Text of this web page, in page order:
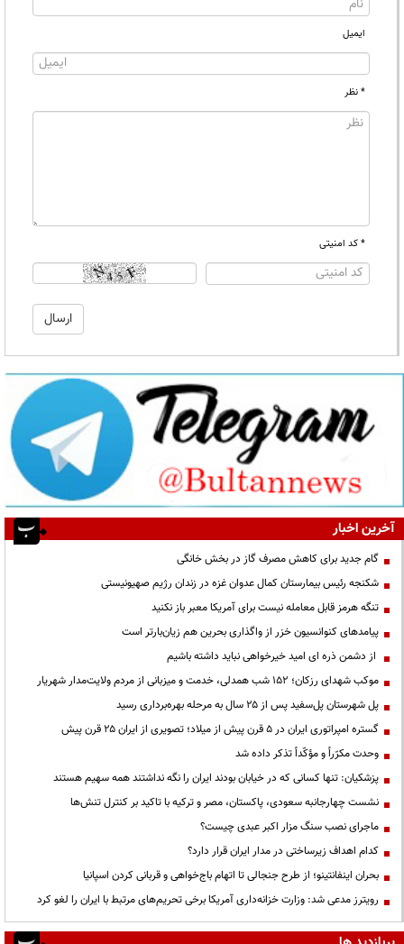
ایمیل
* نظر
* کد امنیتی
آخرین اخبار
گام جدید برای کاهش مصرف گاز در بخش خانگی
شکنجه رئیس بیمارستان کمال عدوان غزه در زندان رژیم صهیونیستی
تنگه هرمز قابل معامله نیست برای آمریکا معبر باز نکنید
پیامدهای کنوانسیون خزر از واگذاری بحرین هم زیان‌بارتر است
از دشمن ذره ای امید خیرخواهی نباید داشته باشیم
موکب شهدای رزکان؛ ۱۵۲ شب همدلی، خدمت و میزبانی از مردم ولایت‌مدار شهریار
پل شهرستان پل‌سفید پس از ۲۵ سال به مرحله بهره‌برداری رسید
گستره امپراتوری ایران در ۵ قرن پیش از میلاد؛ تصویری از ایران ۲۵ قرن پیش
وحدت مکرّراً و مؤکّداً تذکر داده شد
پزشکیان: تنها کسانی که در خیابان بودند ایران را نگه نداشتند همه سهیم هستند
نشست چهارجانبه سعودی، پاکستان، مصر و ترکیه با تاکید بر کنترل تنش‌ها
ماجرای نصب سنگ مزار اکبر عبدی چیست؟
کدام اهداف زیرساختی در مدار ایران قرار دارد؟
بحران اینفانتینو؛ از طرح جنجالی تا اتهام باج‌خواهی و قربانی کردن اسپانیا
رویترز مدعی شد: وزارت خزانه‌داری آمریکا برخی تحریم‌های مرتبط با ایران را لغو کرد